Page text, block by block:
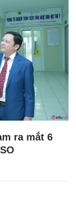
ra mắt 6